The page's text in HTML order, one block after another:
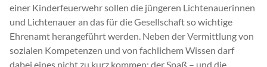
einer Kinderfeuerwehr sollen die jüngeren Lichtenauerinnen
und Lichtenauer an das für die Gesellschaft so wichtige
Ehrenamt herangeführt werden. Neben der Vermittlung von
sozialen Kompetenzen und von fachlichem Wissen darf
dabei eines nicht zu kurz kommen: der Spaß – und die